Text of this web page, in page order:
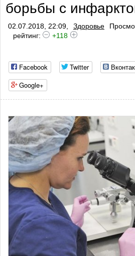
борьбы с
02.07.2018, 22:09, Здоровье
рейтинг:
+118
Facebook Twitter
Google+